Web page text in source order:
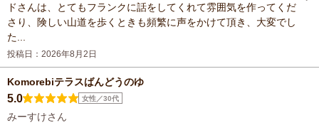
ドさんは、とてもフランクに話をしてくれて雰囲気を作ってくだ
さり、険しい山道を歩くときも頻繁に声をかけて頂き、大変でし
た...
投稿日：2026年8月2日
Komorebiテラスばんどうのゆ
5.0 女性／30代
みーすけさん